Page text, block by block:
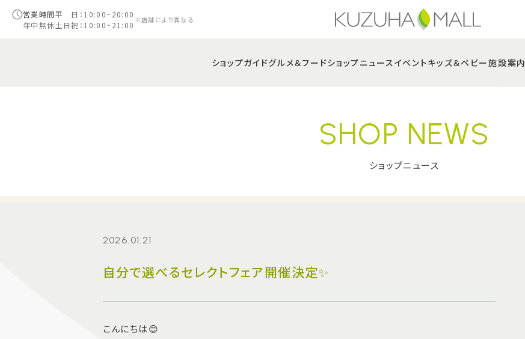
営業時間平 日：10:00~20:00
年中無休土日祝：10:00~21:00 ※店舗により異なる
ショップガイドグルメ＆フードショップニュース イベントキッズ＆ベビー施設案内
SHOP NEWS
ショップニュース
2026.01.21
自分で選べるセレクトフェア開催決定✨
こんにちは😊